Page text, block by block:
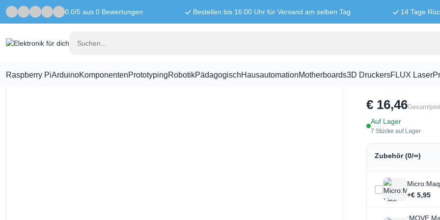
0.0/5 aus 0 Bewertungen Bestellen bis 16:00 Uhr für Versand am selben Tag 14 Tage
Raspberry PiArduinoKomponentenPrototypingRobotikPädagogischHausautomationMotherboards3D DruckersFLUX Laser
Startseite Pädagogisch micro:Maqueen Mechanic – Push
€ 16,46
Auf Lager
7 Stücke auf Lager
Zubehör (0/∞)
+€ 5,95
:MOVE